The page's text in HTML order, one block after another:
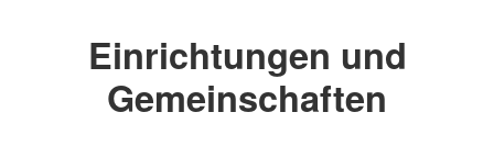
Einrichtungen und
Gemeinschaften